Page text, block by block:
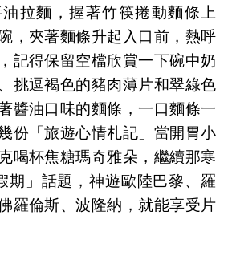
拉麵，握著竹筷捲動麵條上
，夾著麵條升起入口前，熱呼
記得保留空檔欣賞一下碗中奶
挑逗褐色的豬肉薄片和翠綠色
醬油口味的麵條，一口麵條一
份「旅遊心情札記」當開胃小
喝杯焦糖瑪奇雅朵，繼續那寒
期」話題，神遊歐陸巴黎、羅
羅倫斯、波隆納，就能享受片